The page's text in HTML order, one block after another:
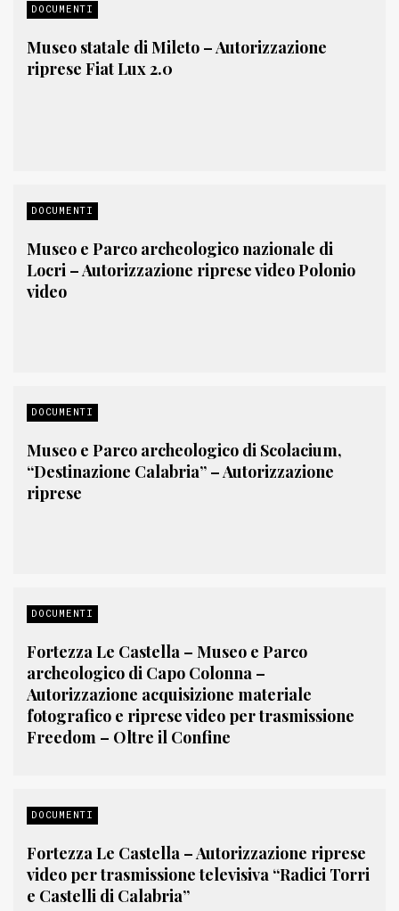
DOCUMENTI
Museo statale di Mileto – Autorizzazione
riprese Fiat Lux 2.0
DOCUMENTI
Museo e Parco archeologico nazionale di
Locri – Autorizzazione riprese video Polonio
video
DOCUMENTI
Museo e Parco archeologico di Scolacium,
“Destinazione Calabria” – Autorizzazione
riprese
DOCUMENTI
Fortezza Le Castella – Museo e Parco
archeologico di Capo Colonna –
Autorizzazione acquisizione materiale
fotografico e riprese video per trasmissione
Freedom – Oltre il Confine
DOCUMENTI
Fortezza Le Castella – Autorizzazione riprese
video per trasmissione televisiva “Radici Torri
e Castelli di Calabria”